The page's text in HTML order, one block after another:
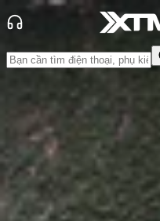
Tin tức
Tư vấn
Tin Mới
Đánh Giá - Trên
mãiThủ thuật Hỏi đáp
hàng - Sự kiện